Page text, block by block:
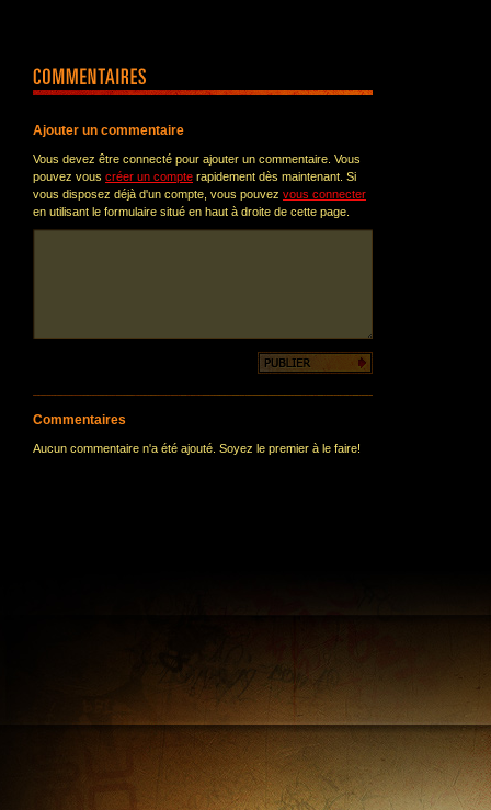
Ajouter un commentaire
Vous devez être connecté pour ajouter un commentaire. Vous
pouvez vous créer un compte rapidement dès maintenant. Si
vous disposez déjà d'un compte, vous pouvez vous connecter
en utilisant le formulaire situé en haut à droite de cette page.
Commentaires
Aucun commentaire n'a été ajouté. Soyez le premier à le faire!